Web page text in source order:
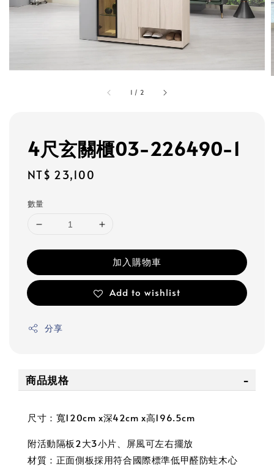
1 / 2
4尺玄關櫃03-226490-1
Regular
NT$ 23,100
數量
加入購物車
Add to wishlist
分享
商品規格
尺寸：寬120cm x深42cm x高196.5cm
附活動隔板2大3小片、屏風可左右擺放
材質：正面側板採用符合國際標準低甲醛防蛀木心